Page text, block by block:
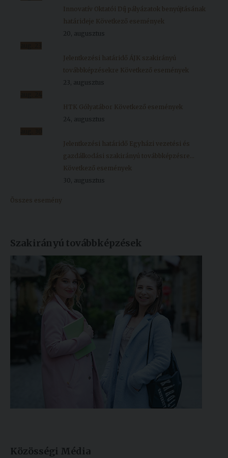
Innovatív Oktatói Díj pályázatok benyújtásának
határideje Következő események
20, augusztus
Jelentkezési határidő ÁJK szakirányú
továbbképzésekre Következő események
23, augusztus
HTK Gólyatábor Következő események
24, augusztus
Jelentkezési határidő Egyházi vezetési és
gazdálkodási szakirányú továbbképzésre...
Következő események
30, augusztus
Összes esemény
Szakirányú továbbképzések
Közösségi Média